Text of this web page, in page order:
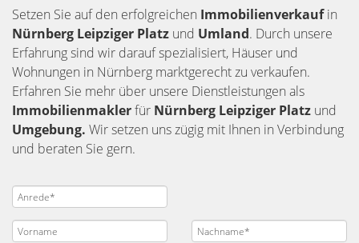
Setzen Sie auf den erfolgreichen Immobilienverkaufin
Nürnberg Leipziger Platz und Umland. Durch unsere
Erfahrung sind wir darauf spezialisiert, Häuser und
Wohnungen in Nürnberg marktgerecht zu verkaufen.
Erfahren Sie mehr über unsere Dienstleistungen als
Immobilienmaklerfür Nürnberg Leipziger Platz und
Umgebung. Wir setzen uns zügig mit Ihnen in Verbindung
und beraten Sie gern.